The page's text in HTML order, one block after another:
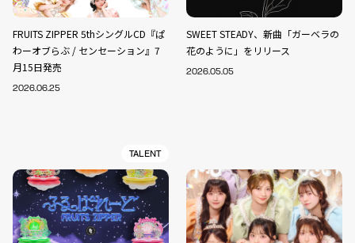
FRUITS ZIPPER 5thシングルCD『ぱ
わーオブらぶ / センセーション』7
月15日発売
2026.06.25
SWEET STEADY、新曲「ガーベラの
花のように」をリリース
2026.05.05
TALENT